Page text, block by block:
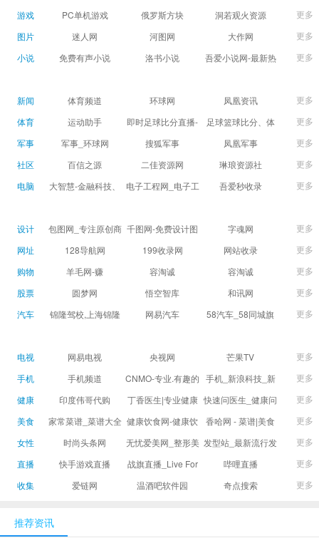
游戏
PC单机游戏 俄罗斯方块 洞若观火资源
更多
图片
迷人网 河图网 大作网
更多
小说
免费有声小说 洛书小说
吾爱小说网-最新热
更多
新闻 体育频道 环球网 凤凰资讯
更多
体育
运动助手
即时足球比分直播-
精准赛程赛果及角
足球篮球比分、体
育赛果直播|让足球
更多
军事
军事_环球网 搜狐军事 凤凰军事
更多
社区
百信之源 二佳资源网 琳琅资源社
更多
电脑
大智慧-金融科技、
据,投资理财,港股,期
货,股指期货,手机炒
股,股票软件,炒股软
件，免费炒股软
软件,证
电子工程网_电子工
吾爱秒收录
收录
更多
设计
包图网_专注原创商
用设计图片下载，
千图网-免费设计图
片素材网站-正版商
字魂网
更多
网址
128导航网 199收录网 网站收录
更多
购物
羊毛网-赚 容淘诚 容淘诚
更多
股票
圆梦网 悟空智库 和讯网
更多
汽车
锦隆驾校,上海锦隆
网易汽车
58汽车_58同城旗
更多
电视 网易电视 央视网 芒果TV
更多
手机
手机频道
CNMO-专业.有趣的
科技新媒体
手机_新浪科技_新
浪网
更多
健康
印度伟哥代购
丁香医生|专业健康
生活方式平台
快速问医生_健康问
题免费在线咨询专
更多
美食
家常菜谱_菜谱大全
_菜谱家常菜做法大
健康饮食网-健康饮
食食谱_健康饮食小
香哈网 - 菜谱|美食
菜谱|菜谱大全-学做
更多
女性
时尚头条网
LADYMAX.cn|国内
新闻并提供奢侈品
无忧爱美网_整形美
容门户
发型站_最新流行发
型设计发型图片与
更多
直播
快手游戏直播
战旗直播_Live For
Gamers丨天生爱
哔哩直播
更多
收集
爱链网 温酒吧软件园 奇点搜索 更多
推荐资讯